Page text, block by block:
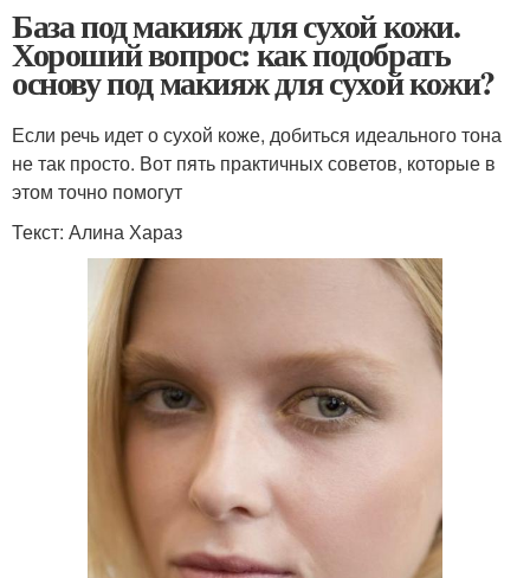
База под макияж для сухой кожи.
Хороший вопрос: как подобрать
основу под макияж для сухой кожи?
Если речь идет о сухой коже, добиться идеального тона
не так просто. Вот пять практичных советов, которые в
этом точно помогут
Текст: Алина Хараз